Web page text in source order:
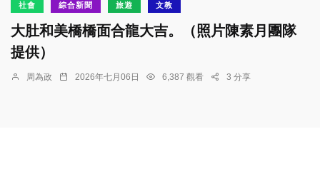
社會 綜合新聞 旅遊 文教
大肚和美橋橋面合龍大吉。（照片陳素月團隊
提供）
周為政 2026年七月06日 6,387 觀看 3 分享